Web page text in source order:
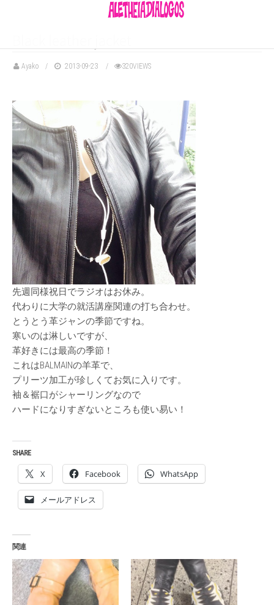
Ayako 2013-09-23 320VIEWS
先週同様祝日でラジオはお休み。
代わりに大学の就活講座関連の打ち合わせ。
とうとう革ジャンの季節ですね。
寒いのは淋しいですが、
革好きには最高の季節！
これはBALMAINの羊革で、
プリーツ加工が珍しくてお気に入りです。
袖＆裾口がシャーリングなので
ハードになりすぎないところも使い易い！
SHARE
X Facebook WhatsApp
メールアドレス
関連